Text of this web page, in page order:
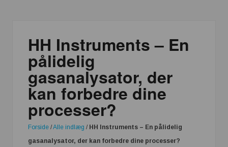
HH Instruments – En
pålidelig
gasanalysator, der
kan forbedre dine
processer?
Forside /Alle indlæg / HH Instruments – En pålidelig
gasanalysator, der kan forbedre dine processer?